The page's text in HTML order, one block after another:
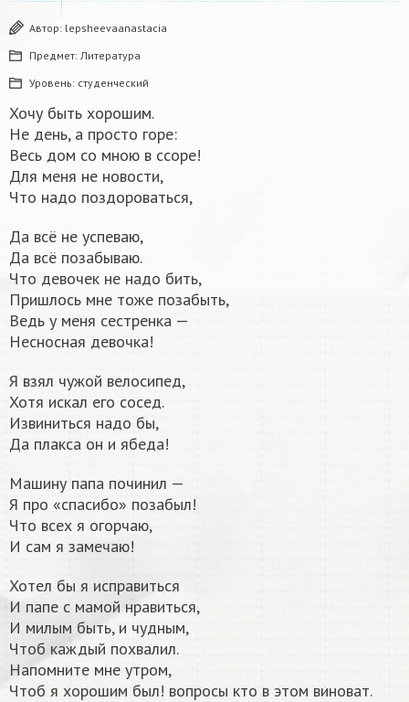
Автор: lepsheevaanastacia
Предмет: Литература
Уровень: студенческий
Хочу быть хорошим.
Не день, а просто горе:
Весь дом со мною в ссоре!
Для меня не новости,
Что надо поздороваться,
Да всё не успеваю,
Да всё позабываю.
Что девочек не надо бить,
Пришлось мне тоже позабыть,
Ведь у меня сестренка —
Несносная девочка!
Я взял чужой велосипед,
Хотя искал его сосед.
Извиниться надо бы,
Да плакса он и ябеда!
Машину папа починил —
Я про «спасибо» позабыл!
Что всех я огорчаю,
И сам я замечаю!
Хотел бы я исправиться
И папе с мамой нравиться,
И милым быть, и чудным,
Чтоб каждый похвалил.
Напомните мне утром,
Чтоб я хорошим был! вопросы кто в этом виноват. ​